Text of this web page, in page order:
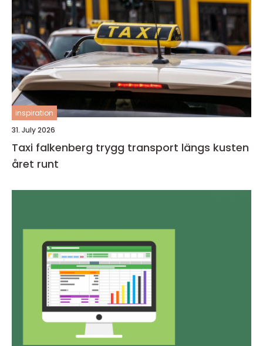
inspiration
31. July 2026
Taxi falkenberg trygg transport längs kusten
året runt